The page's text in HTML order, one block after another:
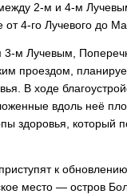
2-м и 4-м
4-го Лучевого до
3-м Лучевым,
проездом,
В ходе
вдоль неё
здоровья, который
к
место — остров